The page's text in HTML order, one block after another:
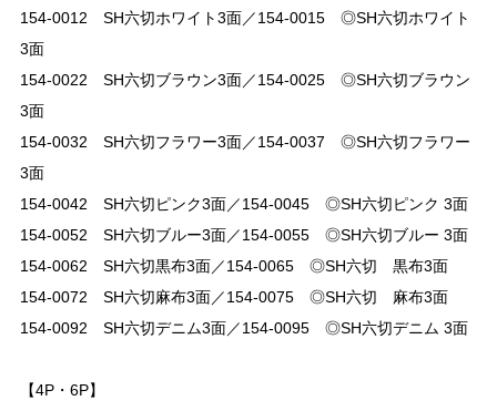
154-0012 SH六切ホワイト3面／154-0015 ◎SH六切ホワイト
3面
154-0022 SH六切ブラウン3面／154-0025 ◎SH六切ブラウン
3面
154-0032 SH六切フラワー3面／154-0037 ◎SH六切フラワー
3面
154-0042 SH六切ピンク3面／154-0045 ◎SH六切ピンク 3面
154-0052 SH六切ブルー3面／154-0055 ◎SH六切ブルー 3面
154-0062 SH六切黒布3面／154-0065 ◎SH六切 黒布3面
154-0072 SH六切麻布3面／154-0075 ◎SH六切 麻布3面
154-0092 SH六切デニム3面／154-0095 ◎SH六切デニム 3面
【4P・6P】